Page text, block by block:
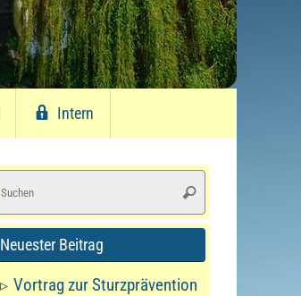
Intern
Suchen
Neuester Beitrag
Vortrag zur Sturzprävention